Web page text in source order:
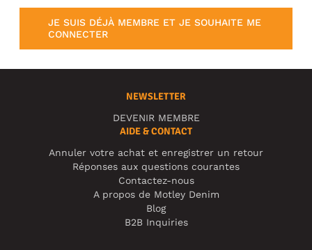
JE SUIS DÉJÀ MEMBRE ET JE SOUHAITE ME
CONNECTER
NEWSLETTER
DEVENIR MEMBRE
AIDE & CONTACT
Annuler votre achat et enregistrer un retour
Réponses aux questions courantes
Contactez-nous
A propos de Motley Denim
Blog
B2B Inquiries